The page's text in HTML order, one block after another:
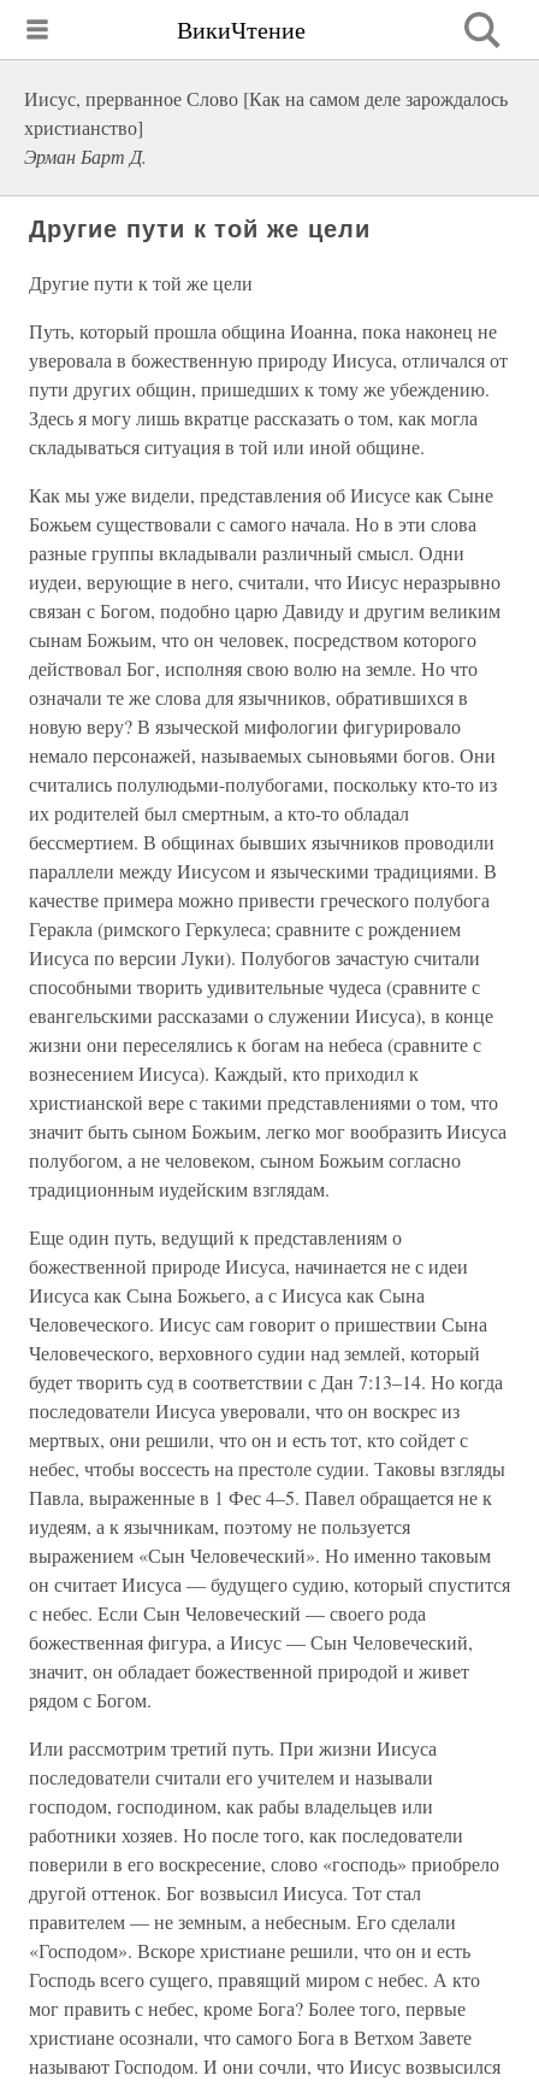
ВикиЧтение
Иисус, прерванное Слово [Как на самом деле зарождалось
христианство]
Эрман Барт Д.
Другие пути к той же цели
Другие пути к той же цели
Путь, который прошла община Иоанна, пока наконец не
уверовала в божественную природу Иисуса, отличался от
пути других общин, пришедших к тому же убеждению.
Здесь я могу лишь вкратце рассказать о том, как могла
складываться ситуация в той или иной общине.
Как мы уже видели, представления об Иисусе как Сыне
Божьем существовали с самого начала. Но в эти слова
разные группы вкладывали различный смысл. Одни
иудеи, верующие в него, считали, что Иисус неразрывно
связан с Богом, подобно царю Давиду и другим великим
сынам Божьим, что он человек, посредством которого
действовал Бог, исполняя свою волю на земле. Но что
означали те же слова для язычников, обратившихся в
новую веру? В языческой мифологии фигурировало
немало персонажей, называемых сыновьями богов. Они
считались полулюдьми-полубогами, поскольку кто-то из
их родителей был смертным, а кто-то обладал
бессмертием. В общинах бывших язычников проводили
параллели между Иисусом и языческими традициями. В
качестве примера можно привести греческого полубога
Геракла (римского Геркулеса; сравните с рождением
Иисуса по версии Луки). Полубогов зачастую считали
способными творить удивительные чудеса (сравните с
евангельскими рассказами о служении Иисуса), в конце
жизни они переселялись к богам на небеса (сравните с
вознесением Иисуса). Каждый, кто приходил к
христианской вере с такими представлениями о том, что
значит быть сыном Божьим, легко мог вообразить Иисуса
полубогом, а не человеком, сыном Божьим согласно
традиционным иудейским взглядам.
Еще один путь, ведущий к представлениям о
божественной природе Иисуса, начинается не с идеи
Иисуса как Сына Божьего, а с Иисуса как Сына
Человеческого. Иисус сам говорит о пришествии Сына
Человеческого, верховного судии над землей, который
будет творить суд в соответствии с Дан 7:13–14. Но когда
последователи Иисуса уверовали, что он воскрес из
мертвых, они решили, что он и есть тот, кто сойдет с
небес, чтобы воссесть на престоле судии. Таковы взгляды
Павла, выраженные в 1 Фес 4–5. Павел обращается не к
иудеям, а к язычникам, поэтому не пользуется
выражением «Сын Человеческий». Но именно таковым
он считает Иисуса — будущего судию, который спустится
с небес. Если Сын Человеческий — своего рода
божественная фигура, а Иисус — Сын Человеческий,
значит, он обладает божественной природой и живет
рядом с Богом.
Или рассмотрим третий путь. При жизни Иисуса
последователи считали его учителем и называли
господом, господином, как рабы владельцев или
работники хозяев. Но после того, как последователи
поверили в его воскресение, слово «господь» приобрело
другой оттенок. Бог возвысил Иисуса. Тот стал
правителем — не земным, а небесным. Его сделали
«Господом». Вскоре христиане решили, что он и есть
Господь всего сущего, правящий миром с небес. А кто
мог править с небес, кроме Бога? Более того, первые
христиане осознали, что самого Бога в Ветхом Завете
называют Господом. И они сочли, что Иисус возвысился